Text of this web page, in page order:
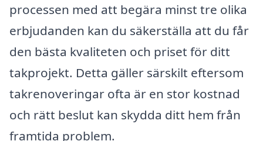
processen med att begära minst tre olika
erbjudanden kan du säkerställa att du får
den bästa kvaliteten och priset för ditt
takprojekt. Detta gäller särskilt eftersom
takrenoveringar ofta är en stor kostnad
och rätt beslut kan skydda ditt hem från
framtida problem.